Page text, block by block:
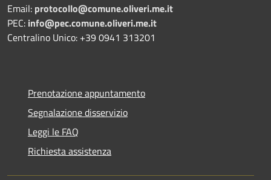
Email: protocollo@comune.oliveri.me.it
PEC: info@pec.comune.oliveri.me.it
Centralino Unico: +39 0941 313201
Prenotazione appuntamento
Segnalazione disservizio
Leggi le FAQ
Richiesta assistenza